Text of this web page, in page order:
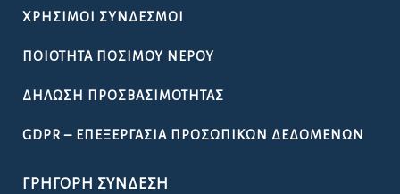
ΧΡΉΣΙΜΟΙ ΣΎΝΔΕΣΜΟΙ
ΠΟΙΌΤΗΤΑ ΠΌΣΙΜΟΥ ΝΕΡΟΎ
ΔΉΛΩΣΗ ΠΡΟΣΒΑΣΙΜΌΤΗΤΑΣ
GDPR – ΕΠΕΞΕΡΓΑΣΙΑ ΠΡΟΣΩΠΙΚΩΝ ΔΕΔΟΜΕΝΩΝ
ΓΡΉΓΟΡΗ ΣΎΝΔΕΣΗ